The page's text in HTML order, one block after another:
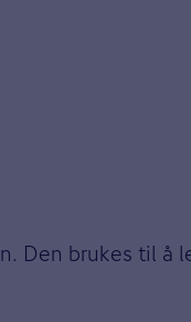
Den brukes til å